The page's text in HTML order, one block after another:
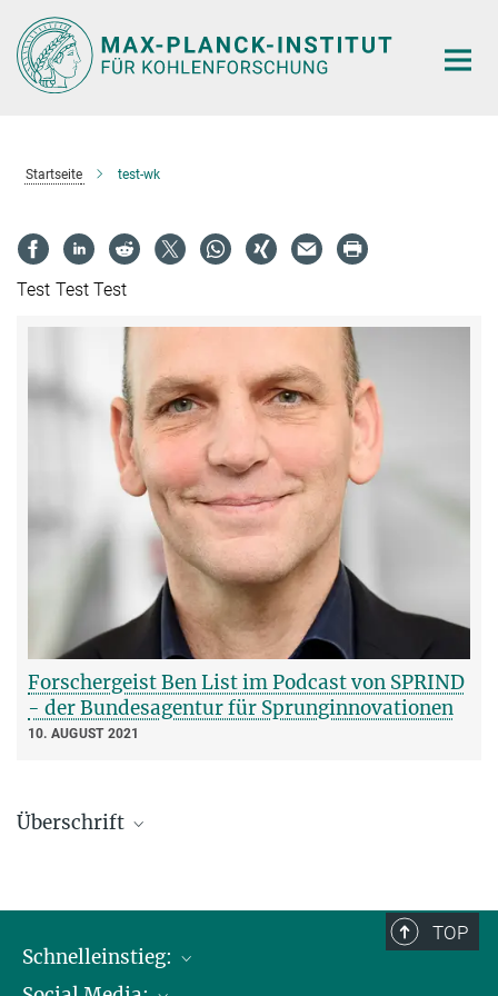
Hauptinhalt
Startseite test-wk
Test Test Test
Forschergeist Ben List im Podcast von SPRIND
- der Bundesagentur für Sprunginnovationen
10. AUGUST 2021
Überschrift
TOP
Schnelleinstieg: